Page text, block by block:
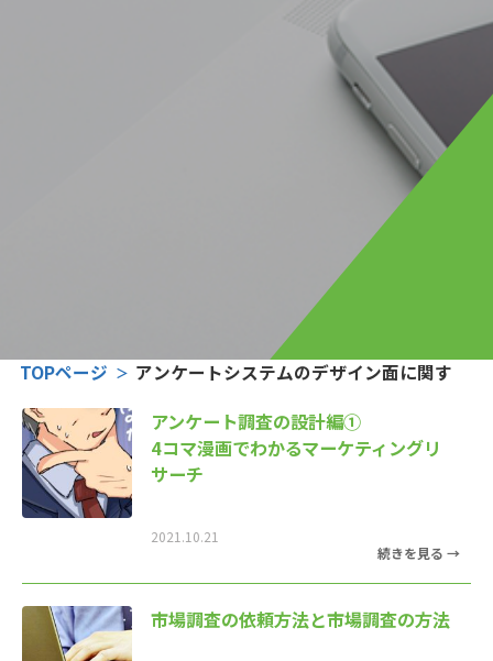
TOPページ アンケートシステムのデザイン面に関する
アンケート調査の設計編①
4コマ漫画でわかるマーケティングリ
サーチ
2021.10.21
市場調査の依頼方法と市場調査の方法